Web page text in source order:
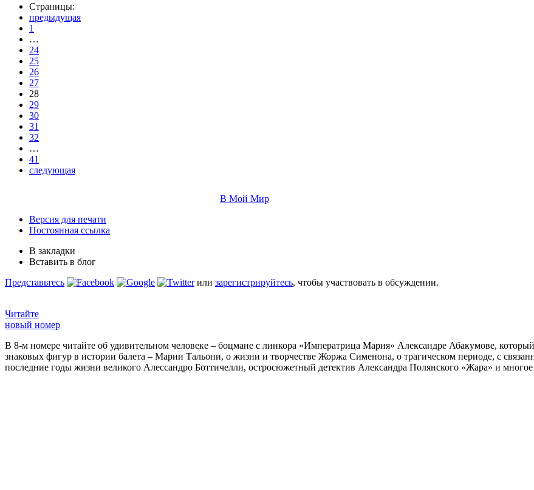
Страницы:
предыдущая
1
…
24
25
26
27
28
29
30
31
32
…
41
следующая
В Мой Мир
Версия для печати
Постоянная ссылка
В закладки
Вставить в блог
Представьтесь
или зарегистрируйтесь, чтобы участвовать в обсуждении.
Читайте
новый номер
В 8-м номере читайте об удивительном человеке – боцмане с линкора «Императрица Мария» Александре Абакумове,
знаковых фигур в истории балета – Марии Тальони, о жизни и творчестве Жоржа Сименона, о трагическом периоде, с
последние годы жизни великого Алессандро Боттичелли, остросюжетный детектив Александра Полянского «Жара» и многое